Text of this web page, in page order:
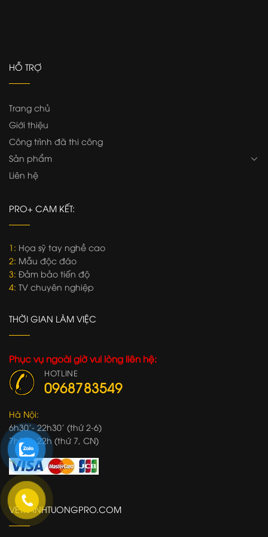
HỖ TRỢ
Trang chủ
Giới thiệu
Công trình đã thi công
Sản phẩm
Liên hệ
PRO+ CAM KẾT:
1: Họa sỹ tay nghề cao
2: Mẫu độc đáo
3: Đảm bảo tiến độ
4: TV chuyên nghiệp
THỜI GIAN LÀM VIỆC
Phục vụ ngoài giờ vui lòng liên hệ:
HOTLINE
0968783549
Hà Nội:
6h30'- 22h30' (thứ 2-6)
7h00'- 22h (thứ 7, CN)
VETRANHTUONGPRO.COM